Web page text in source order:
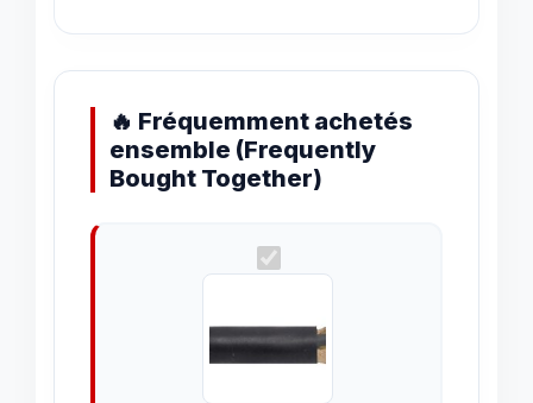
🔥 Fréquemment achetés
ensemble (Frequently
Bought Together)